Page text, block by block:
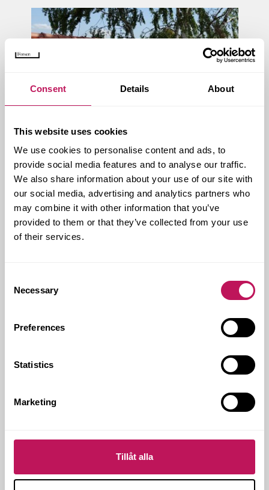
Consent Details About
This website uses cookies
We use cookies to personalise content and ads, to
provide social media features and to analyse our traffic.
We also share information about your use of our site with
our social media, advertising and analytics partners who
may combine it with other information that you’ve
provided to them or that they’ve collected from your use
of their services.
Selection
Necessary
Preferences
Statistics
Marketing
Tillåt alla
Nytt tak över hu­vu­det
Vi job­bar med både stora och små pro­jekt.
Oav­sett stor­lek är det extra ro­ligt när de
som bor i huset blir nöjda. I det här fal­let...
Nya lä­gen­he­ter för stu­den­ter i
Kv Gus­tav Adolf 1
Ny­pro­duk­tion av lä­gen­he­ter för stu­den­ter.